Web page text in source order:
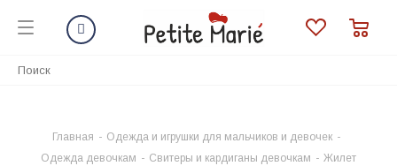
Главная - Одежда и игрушки для мальчиков и девочек -
Одежда девочкам - Свитеры и кардиганы девочкам - Жилет